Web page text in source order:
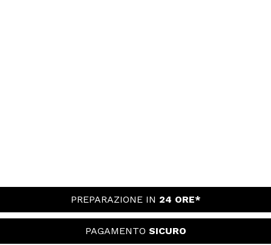
PREPARAZIONE IN 24 ORE*
PAGAMENTO SICURO